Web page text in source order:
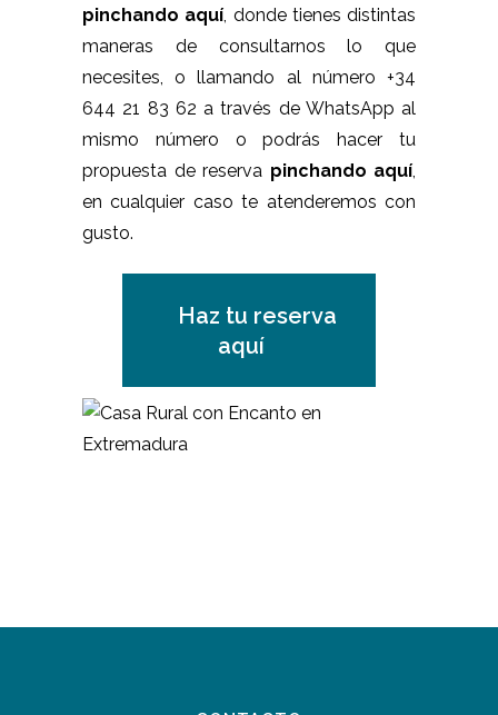
pinchando aquí, donde tienes distintas
maneras de consultarnos lo que
necesites, o llamando al número +34
644 21 83 62 a través de WhatsApp al
mismo número o podrás hacer tu
propuesta de reserva pinchando aquí,
en cualquier caso te atenderemos con
gusto.
Haz tu reserva
aquí